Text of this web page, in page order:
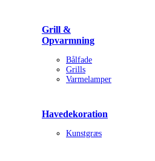
Grill &
Opvarmning
Bålfade
Grills
Varmelamper
Havedekoration
Kunstgræs